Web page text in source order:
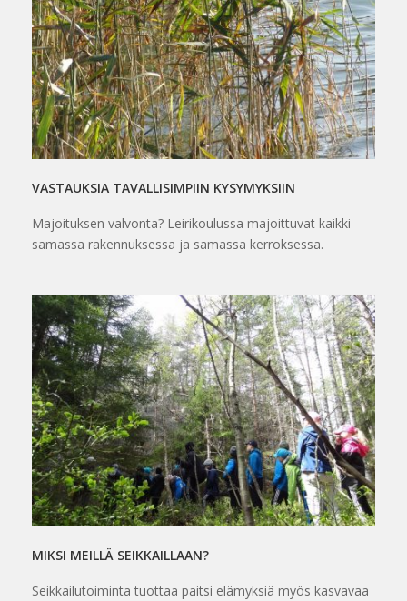
VASTAUKSIA TAVALLISIMPIIN KYSYMYKSIIN
Majoituksen valvonta? Leirikoulussa majoittuvat kaikki
samassa rakennuksessa ja samassa kerroksessa.
MIKSI MEILLÄ SEIKKAILLAAN?
Seikkailutoiminta tuottaa paitsi elämyksiä myös kasvavaa